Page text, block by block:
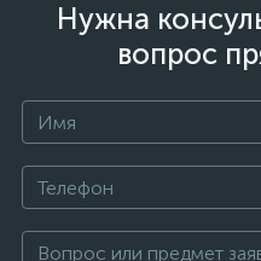
Нужна
вопрос